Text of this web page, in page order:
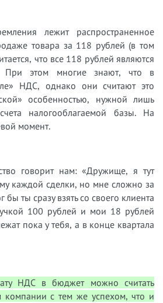
лежит распространенное
товара за 118 рублей (в том
, что все 118 рублей являются
При этом многие знают, что в
» НДС, однако они считают это
» особенностью, нужной лишь
налогооблагаемой базы. На
момент.
говорит нам:«Дружище, я тут
каждой сделки, но мне сложно за
бы ты сразу взять со своего клиента
100 рублей и мои 18 рублей
пока у тебя, а в конце квартала
НДС в бюджет можно считать
компании с тем же успехом, что и